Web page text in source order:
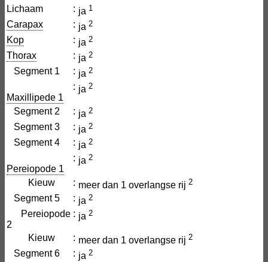
Lichaam : ja 1
Carapax : ja 2
Kop : ja 2
Thorax : ja 2
Segment 1 : ja 2
Maxillipede 1
: ja 2
Segment 2 : ja 2
Segment 3 : ja 2
Segment 4 : ja 2
Pereiopode 1
: ja 2
Kieuw : meer dan 1 overlangse rij 2
Segment 5 : ja 2
Pereiopode
2
: ja 2
Kieuw : meer dan 1 overlangse rij 2
Segment 6 : ja 2